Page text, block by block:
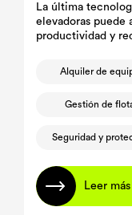
La última
elevadoras puede
productividad y
Alquiler de
Gestión de
Seguridad y
Leer más